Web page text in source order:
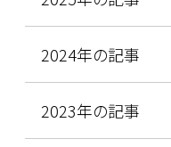
2024年の記事
2023年の記事